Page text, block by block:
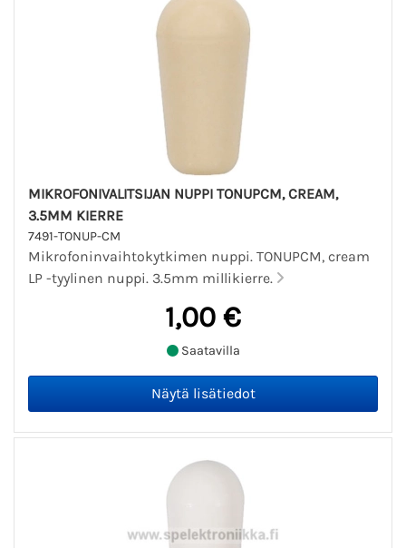
MIKROFONIVALITSIJAN NUPPI TONUPCM, CREAM,
3.5MM KIERRE
7491-TONUP-CM
Mikrofoninvaihtokytkimen nuppi. TONUPCM, cream
LP -tyylinen nuppi. 3.5mm millikierre.
1,00 €
Saatavilla